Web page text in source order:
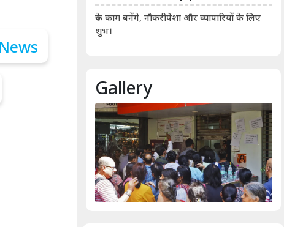
रुके काम बनेंगे, नौकरीपेशा और व्यापारियों के लिए
शुभ।
Gallery